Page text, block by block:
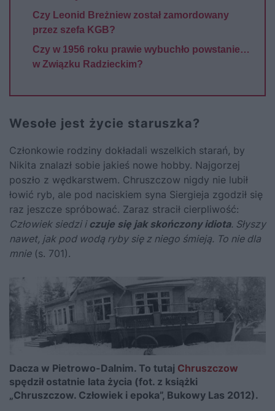
Czy Leonid Breżniew został zamordowany
przez szefa KGB?
Czy w 1956 roku prawie wybuchło powstanie…
w Związku Radzieckim?
Wesołe jest życie staruszka?
Członkowie rodziny dokładali wszelkich starań, by
Nikita znalazł sobie jakieś nowe hobby. Najgorzej
poszło z wędkarstwem. Chruszczow nigdy nie lubił
łowić ryb, ale pod naciskiem syna Siergieja zgodził się
raz jeszcze spróbować. Zaraz stracił cierpliwość:
Człowiek siedzi i czuje się jak skończony idiota. Słyszy
nawet, jak pod wodą ryby się z niego śmieją. To nie dla
mnie(s. 701).
Dacza w Pietrowo-Dalnim. To tutaj Chruszczow
spędził ostatnie lata życia (fot. z książki
„Chruszczow. Człowiek i epoka”, Bukowy Las 2012).